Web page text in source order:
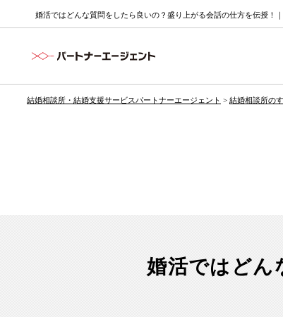
婚活ではどんな質問をしたら良いの？盛り上がる会話の仕方を伝授！
結婚相談所・結婚支援サービスパートナーエージェント > 結婚相談所の
婚活ではどん